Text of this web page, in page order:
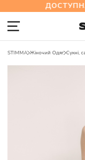
ДОСТУПНА
STIMMA Жіночий Одяг Сукні,